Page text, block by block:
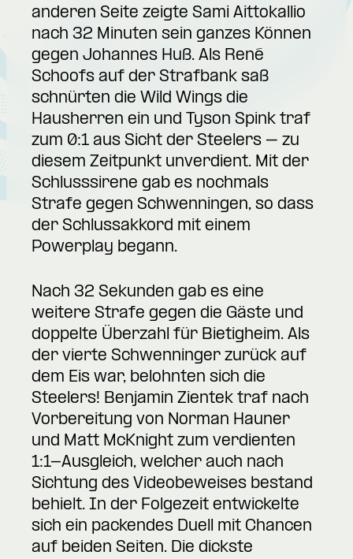
anderen Seite zeigte Sami Aittokallio
nach 32 Minuten sein ganzes Können
gegen Johannes Huß. Als René
Schoofs auf der Strafbank saß
schnürten die Wild Wings die
Hausherren ein und Tyson Spink traf
zum 0:1 aus Sicht der Steelers – zu
diesem Zeitpunkt unverdient. Mit der
Schlusssirene gab es nochmals
Strafe gegen Schwenningen, so dass
der Schlussakkord mit einem
Powerplay begann.
Nach 32 Sekunden gab es eine
weitere Strafe gegen die Gäste und
doppelte Überzahl für Bietigheim. Als
der vierte Schwenninger zurück auf
dem Eis war, belohnten sich die
Steelers! Benjamin Zientek traf nach
Vorbereitung von Norman Hauner
und Matt McKnight zum verdienten
1:1-Ausgleich, welcher auch nach
Sichtung des Videobeweises bestand
behielt. In der Folgezeit entwickelte
sich ein packendes Duell mit Chancen
auf beiden Seiten. Die dickste